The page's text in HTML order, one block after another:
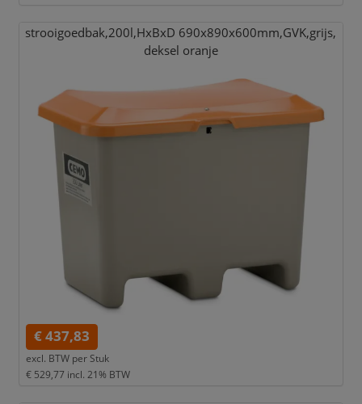
strooigoedbak,200l,HxBxD 690x890x600mm,GVK,grijs,
deksel oranje
€ 437,83
excl. BTW per Stuk
€ 529,77 incl. 21% BTW